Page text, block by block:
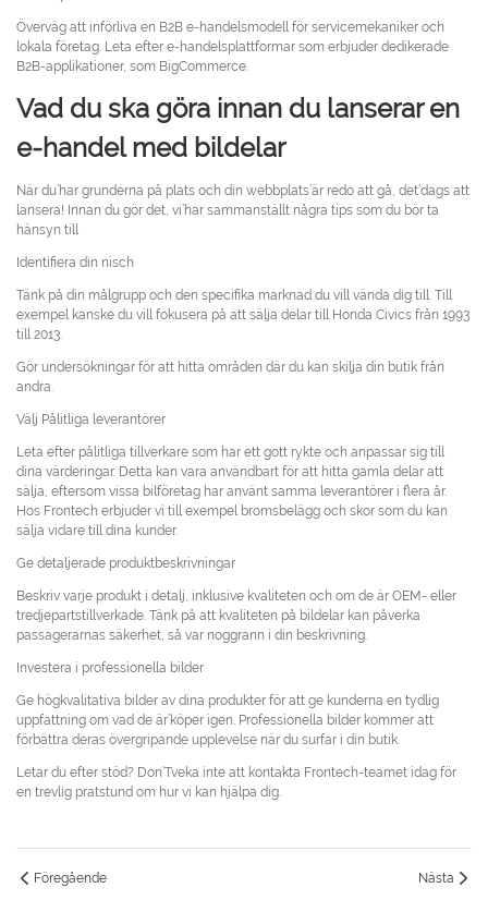
Överväg att införliva en B2B e-handelsmodell för servicemekaniker och
lokala företag. Leta efter e-handelsplattformar som erbjuder dedikerade
B2B-applikationer, som BigCommerce.
Vad du ska göra innan du lanserar en
e-handel med bildelar
När du’har grunderna på plats och din webbplats’är redo att gå, det’dags att
lansera! Innan du gör det, vi’har sammanställt några tips som du bör ta
hänsyn till
Identifiera din nisch
Tänk på din målgrupp och den specifika marknad du vill vända dig till. Till
exempel kanske du vill fokusera på att sälja delar till Honda Civics från 1993
till 2013.
Gör undersökningar för att hitta områden där du kan skilja din butik från
andra.
Välj Pålitliga leverantörer
Leta efter pålitliga tillverkare som har ett gott rykte och anpassar sig till
dina värderingar. Detta kan vara användbart för att hitta gamla delar att
sälja, eftersom vissa bilföretag har använt samma leverantörer i flera år.
Hos Frontech erbjuder vi till exempel bromsbelägg och skor som du kan
sälja vidare till dina kunder.
Ge detaljerade produktbeskrivningar
Beskriv varje produkt i detalj, inklusive kvaliteten och om de är OEM- eller
tredjepartstillverkade. Tänk på att kvaliteten på bildelar kan påverka
passagerarnas säkerhet, så var noggrann i din beskrivning.
Investera i professionella bilder
Ge högkvalitativa bilder av dina produkter för att ge kunderna en tydlig
uppfattning om vad de är’köper igen. Professionella bilder kommer att
förbättra deras övergripande upplevelse när du surfar i din butik.
Letar du efter stöd? Don’Tveka inte att kontakta Frontech-teamet idag för
en trevlig pratstund om hur vi kan hjälpa dig.
Föregående Nästa